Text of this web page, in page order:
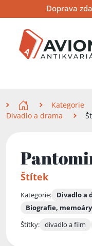
na
obsah
na
navigaci
na
vyhledávání
Doprava
Kategorie
Divadlo a drama
Štítek
Kategorie:
Divadlo a
Biografie,
Štítky: divadlo a film